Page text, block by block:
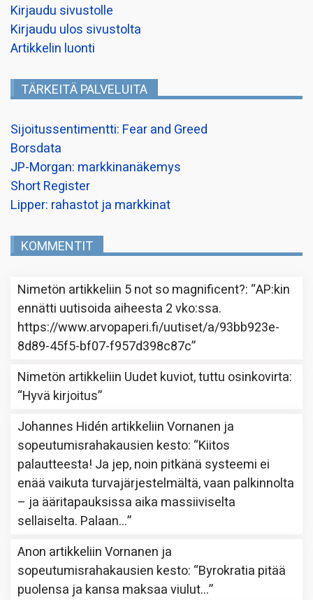
Kirjaudu sivustolle
Kirjaudu ulos sivustolta
Artikkelin luonti
TÄRKEITÄ PALVELUITA
Sijoitussentimentti: Fear and Greed
Borsdata
JP-Morgan: markkinanäkemys
Short Register
Lipper: rahastot ja markkinat
KOMMENTIT
Nimetön artikkeliin 5 not so magnificent?: “AP:kin
ennätti uutisoida aiheesta 2 vko:ssa.
https://www.arvopaperi.fi/uutiset/a/93bb923e-
8d89-45f5-bf07-f957d398c87c”
Nimetön artikkeliin Uudet kuviot, tuttu osinkovirta:
“Hyvä kirjoitus”
Johannes Hidén artikkeliinVornanen ja
sopeutumisrahakausien kesto: “Kiitos
palautteesta! Ja jep, noin pitkänä systeemi ei
enää vaikuta turvajärjestelmältä, vaan palkinnolta
– ja ääritapauksissa aika massiiviselta
sellaiselta. Palaan…”
Anon artikkeliinVornanen ja
sopeutumisrahakausien kesto: “Byrokratia pitää
puolensa ja kansa maksaa viulut…”